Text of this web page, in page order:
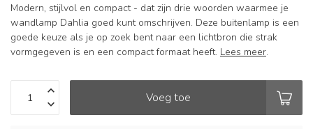
Modern, stijlvol en compact - dat zijn drie woorden waarmee je
wandlamp Dahlia goed kunt omschrijven. Deze buitenlamp is een
goede keuze als je op zoek bent naar een lichtbron die strak
vormgegeven is en een compact formaat heeft. Lees meer.
Voeg toe